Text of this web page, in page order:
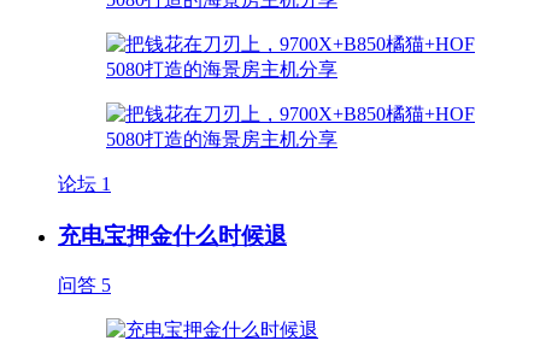
论坛 1
充电宝押金什么时候退
问答 5